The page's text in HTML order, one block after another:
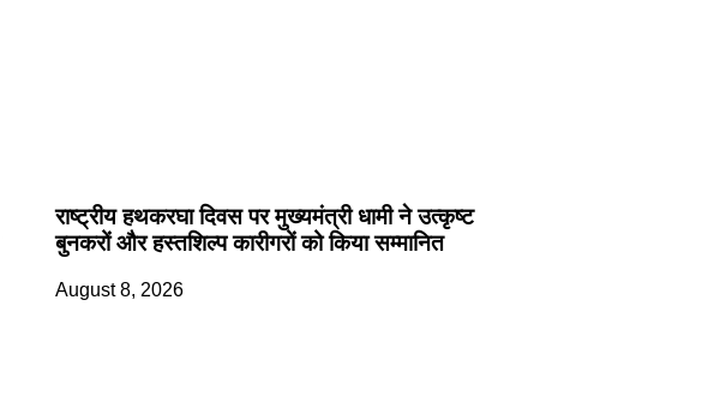
राष्ट्रीय हथकरघा दिवस पर मुख्यमंत्री धामी ने उत्कृष्ट
बुनकरों और हस्तशिल्प कारीगरों को किया सम्मानित
August 8, 2026